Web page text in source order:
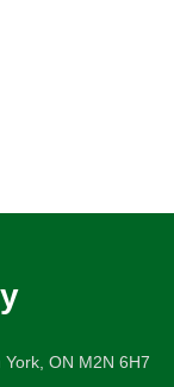
ON M2N 6H7